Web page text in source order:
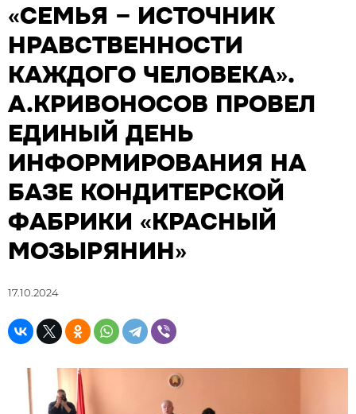
«СЕМЬЯ – ИСТОЧНИК
НРАВСТВЕННОСТИ
КАЖДОГО ЧЕЛОВЕКА».
А.КРИВОНОСОВ ПРОВЕЛ
ЕДИНЫЙ ДЕНЬ
ИНФОРМИРОВАНИЯ НА
БАЗЕ КОНДИТЕРСКОЙ
ФАБРИКИ «КРАСНЫЙ
МОЗЫРЯНИН»
17.10.2024